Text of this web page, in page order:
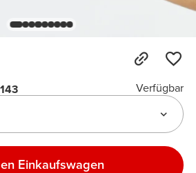
143
Verfügbar
Einkaufswagen